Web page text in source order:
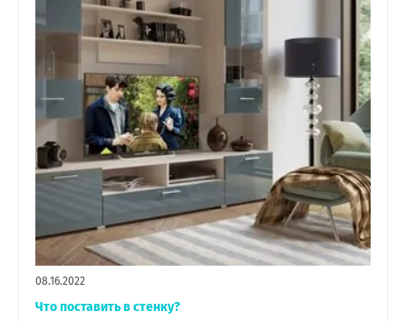
08.16.2022
Что поставить в стенку?